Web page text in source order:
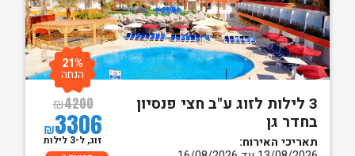
3 לילות לזוג ע"ב חצי פנסיון
בחדר גן
תאריכי האירוח:
₪4200
₪3306
21%
הנחה
זוג, ל-3 לילות